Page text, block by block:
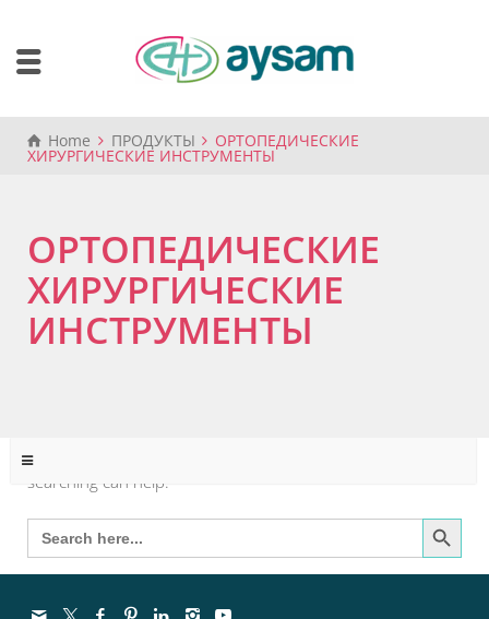
Home ПРОДУКТЫ ОРТОПЕДИЧЕСКИЕ
ХИРУРГИЧЕСКИЕ ИНСТРУМЕНТЫ
ОРТОПЕДИЧЕСКИЕ
ХИРУРГИЧЕСКИЕ
ИНСТРУМЕНТЫ
It seems we can’t find what you’re looking for. Perhaps
searching can help.
Search for:
Search Button